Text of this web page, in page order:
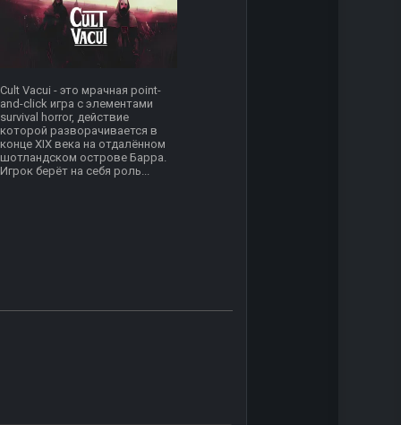
Cult Vacui - это мрачная point-
and-click игра с элементами
survival horror, действие
которой разворачивается в
конце XIX века на отдалённом
шотландском острове Барра.
Игрок берёт на себя роль...